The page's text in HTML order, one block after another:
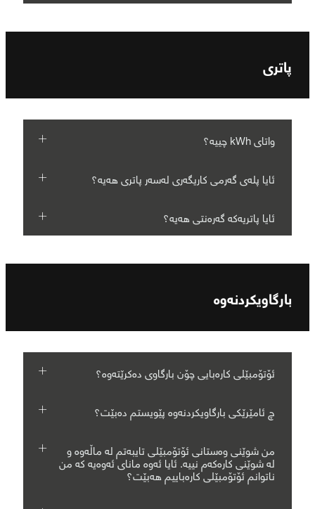
پاتری
واتای kWh چییە؟
ئایا پلەی گەرمی کاریگەری لەسەر پاتری هەیە؟
ئایا پاتریەکە گەرەنتی هەیە؟
بارگاویکردنەوە
ئۆتۆمبێلی کارەبایی چۆن بارگاوی دەکرێتەوە؟
چ ئامێرێکی بارگاویکردنەوە پێویستم دەبێت؟
من شوێنی وەستانی ئۆتۆمبێلی تایبەتم لە ماڵەوە و
لە شوێنی کارەکەم نییە. ئایا ئەوە مانای ئەوەیە کە من
ناتوانم ئۆتۆمبێلی کارەباییم هەبێت؟